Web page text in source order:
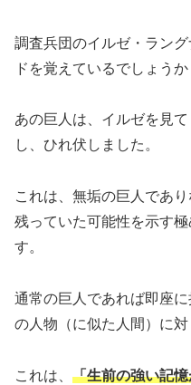
調査兵団のイルゼ・ラン
ドを覚えているでしょうか
あの巨人は、イルゼを見
し、ひれ伏しました。
これは、無垢の巨人であ
残っていた可能性を示す
す。
通常の巨人であれば即座
の人物（に似た人間）に対
これは、 「生前の強い記